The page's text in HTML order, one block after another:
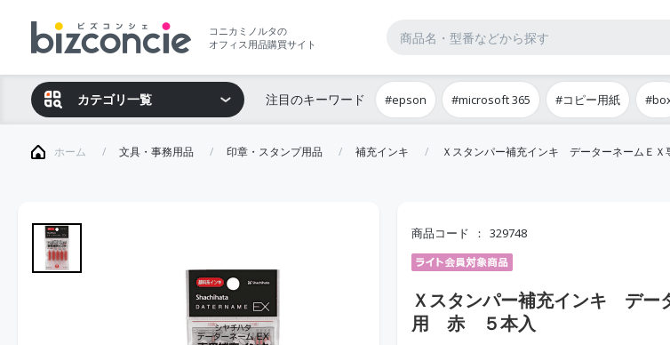
コニカミノルタの
オフィス用品購買サイト
カテゴリ一覧 注目のキーワード #epson #microsoft 365 #コピー用紙
ホーム 文具・事務用品 印章・スタンプ用品 補充インキ Ｘスタンパー補充インキ データーネームＥ
商品コード 329748
Ｘスタンパー補充インキ デー
用 赤 ５本入